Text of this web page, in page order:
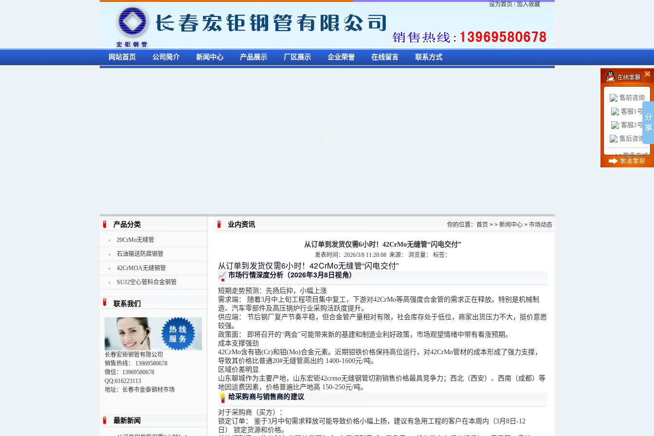
设为首页 / 加入收藏
网站首页 公司简介 新闻中心 产品展示 厂区展示 企业荣誉 在线留言 联系方式
业内资讯 你的位置： 首页 > > 新闻中心> 市场动态
从订单到发货仅需6小时！42CrMo无缝管“闪电交付”
发表时间：2026/3/8 11:28:08 来源： 浏览量： 标签：
从订单到发货仅需6小时！42CrMo无缝管“闪电交付”
📈 市场行情深度分析（2026年3月8日视角）
短期走势预测：先扬后抑，小幅上涨
需求端：
随着3月中上旬工程项目集中复工，下游对42CrMo等高强度合金管的需求正在释放。特别是机械制
造、汽车零部件及高压锅炉行业采购活跃度提升。
供应端：
节后钢厂复产节奏平稳，但合金管产量相对有限，社会库存处于低位，商家出货压力不大，挺价意愿
较强。
政策面：
即将召开的“两会”可能带来新的基建和制造业利好政策，市场观望情绪中带有看涨预期。
成本支撑强劲
42CrMo含有铬(Cr)和钼(Mo)合金元素。近期钼铁价格保持高位运行，对42CrMo管材的成本形成了强力支撑，
导致其价格比普通20#无缝管高出约 1400-1600元/吨。
区域价差明显
山东聊城作为主要产地， 山东宏钜42crmo无缝钢管切割销售价格最具竞争力；西北（西安）、西南（成都）等
地因运费因素，价格普遍比产地高 150-250元/吨。
💡 给采购商与销售商的建议
对于采购商（买方）：
锁定订单：
鉴于3月中旬需求释放可能导致价格小幅上扬，建议有急用工程的客户在本周内（3月8日-12
日）
锁定货源和价格。
产品分类
20CrMo无缝管
石油输送防腐钢管
42CrMOA无缝钢管
SUJ2空心管料合金钢管
联系我们
长春宏钜钢管有限公司
销售热线： 13969580678
微信：13969580678
QQ:616223113
地址：长春市金泰钢材市场
最新新闻
售前咨询
客服1号
客服2号
售后咨询
>>更多方式